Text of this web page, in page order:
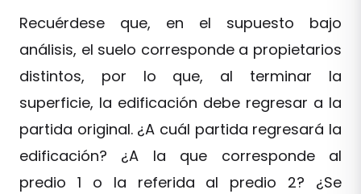
Recuérdese que, en el supuesto bajo
análisis, el suelo corresponde a propietarios
distintos, por lo que, al terminar la
superficie, la edificación debe regresar a la
partida original. ¿A cuál partida regresará la
edificación? ¿A la que corresponde al
predio 1 o la referida al predio 2? ¿Se